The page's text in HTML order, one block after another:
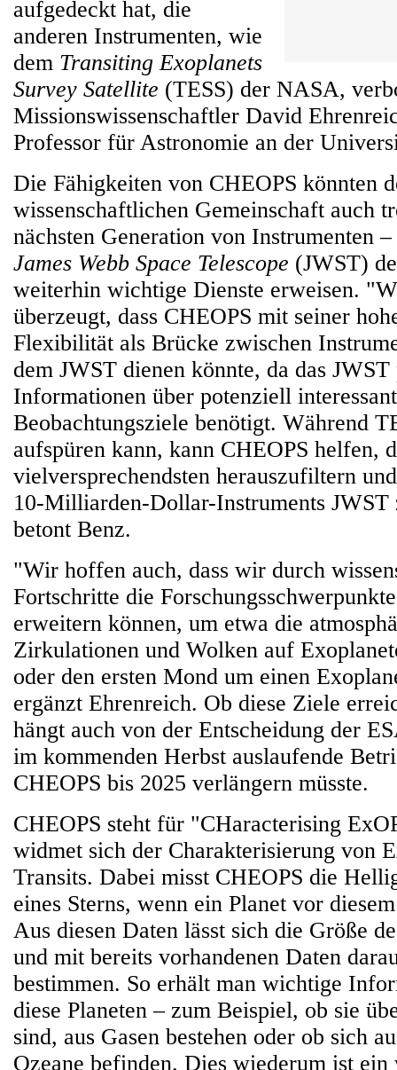
aufgedeckt hat, die
anderen Instrumenten, wie
dem Transiting Exoplanets
Survey Satellite (TESS) der NASA,
Missionswissenschaftler David
Professor für Astronomie an der
Die Fähigkeiten von CHEOPS könnten
wissenschaftlichen Gemeinschaft auch
nächsten Generation von Instrumenten
James Webb Space Telescope (JWST)
weiterhin wichtige Dienste erweisen.
überzeugt, dass CHEOPS mit seiner
Flexibilität als Brücke zwischen
dem JWST dienen könnte, da das JWST
Informationen über potenziell
Beobachtungsziele benötigt. Während
aufspüren kann, kann CHEOPS helfen,
vielversprechendsten herauszufiltern
10-Milliarden-Dollar-Instruments
betont Benz.
"Wir hoffen auch, dass wir durch
Fortschritte die
erweitern können, um etwa die
Zirkulationen und Wolken auf
oder den ersten Mond um einen
ergänzt Ehrenreich. Ob diese Ziele
hängt auch von der Entscheidung der
im kommenden Herbst auslaufende
CHEOPS bis 2025 verlängern müsste.
CHEOPS steht für "CHaracterising
widmet sich der Charakterisierung von
Transits. Dabei misst CHEOPS die
eines Sterns, wenn ein Planet vor
Aus diesen Daten lässt sich die Größe
und mit bereits vorhandenen Daten
bestimmen. So erhält man wichtige
diese Planeten – zum Beispiel, ob sie
sind, aus Gasen bestehen oder ob sich
Ozeane befinden. Dies wiederum ist